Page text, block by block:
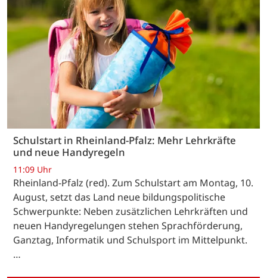
Schulstart in Rheinland-Pfalz: Mehr Lehrkräfte
und neue Handyregeln
11:09 Uhr
Rheinland-Pfalz (red). Zum Schulstart am Montag, 10.
August, setzt das Land neue bildungspolitische
Schwerpunkte: Neben zusätzlichen Lehrkräften und
neuen Handyregelungen stehen Sprachförderung,
Ganztag, Informatik und Schulsport im Mittelpunkt.
…